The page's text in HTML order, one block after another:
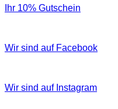
Ihr 10% Gutschein
Wir sind auf Facebook
Wir sind auf Instagram